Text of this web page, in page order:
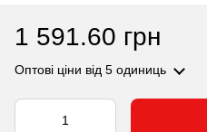
1 591.60 грн
Оптові ціни від 5 одиниць